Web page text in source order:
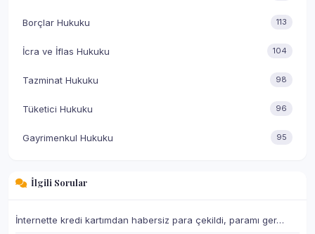
Borçlar Hukuku 113
İcra ve İflas Hukuku 104
Tazminat Hukuku 98
Tüketici Hukuku 96
Gayrimenkul Hukuku 95
İlgili Sorular
İnternette kredi kartımdan habersiz para çekildi, paramı ger…